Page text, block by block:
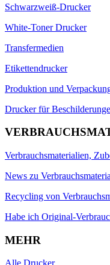
Schwarzweiß-Drucker
White-Toner Drucker
Transfermedien
Etikettendrucker
Produktion und
Drucker für
Verbrauchsmaterialien,
News zu
Recycling von
Habe ich Original-
MEHR